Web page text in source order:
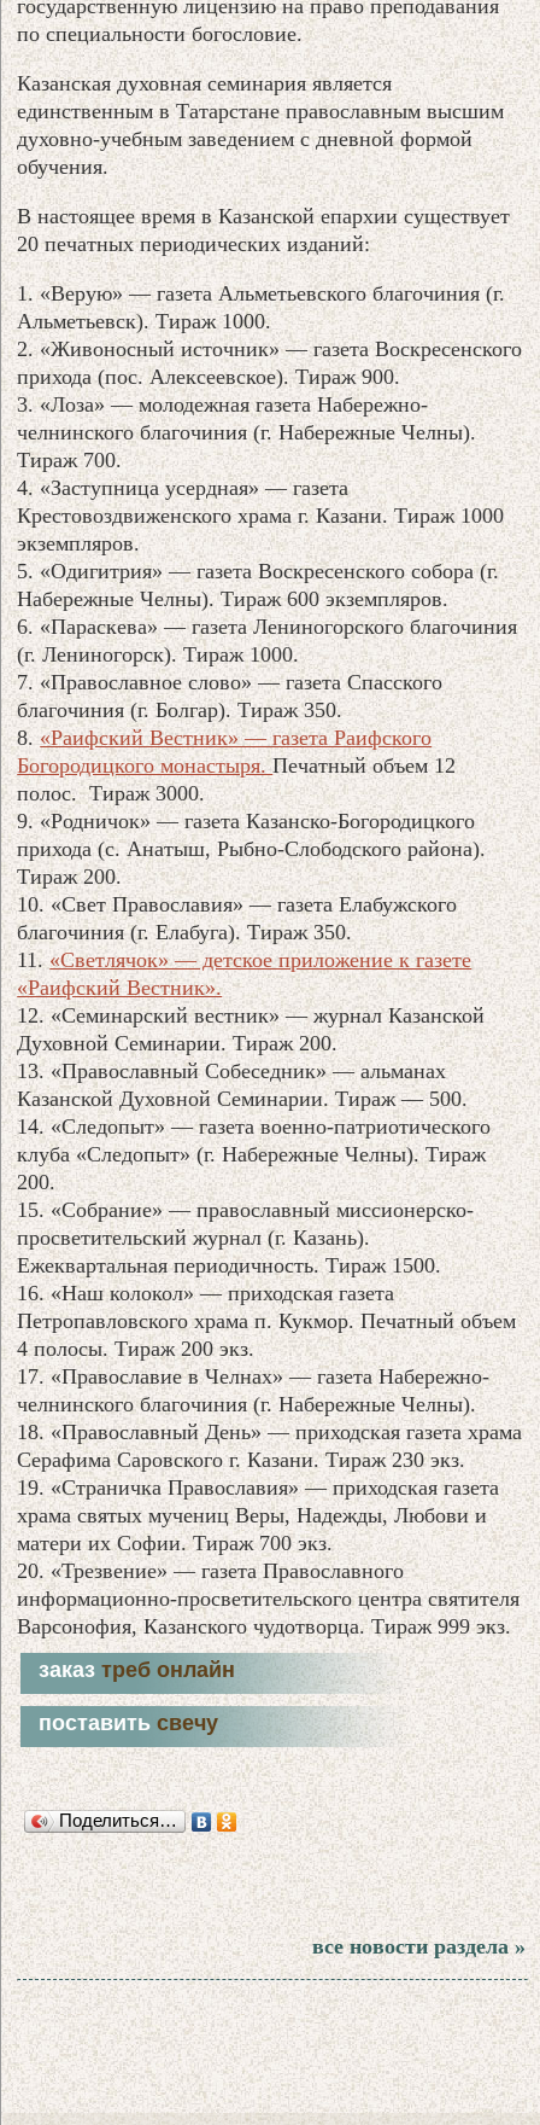
государственную лицензию на право преподавания
по специальности богословие.
Казанская духовная семинария является
единственным в Татарстане православным высшим
духовно-учебным заведением с дневной формой
обучения.
В настоящее время в Казанской епархии существует
20 печатных периодических изданий:
1. «Верую» — газета Альметьевского благочиния (г.
Альметьевск). Тираж 1000.
2. «Живоносный источник» — газета Воскресенского
прихода (пос. Алексеевское). Тираж 900.
3. «Лоза» — молодежная газета Набережно-
челнинского благочиния (г. Набережные Челны).
Тираж 700.
4. «Заступница усердная» — газета
Крестовоздвиженского храма г. Казани. Тираж 1000
экземпляров.
5. «Одигитрия» — газета Воскресенского собора (г.
Набережные Челны). Тираж 600 экземпляров.
6. «Параскева» — газета Лениногорского благочиния
(г. Лениногорск). Тираж 1000.
7. «Православное слово» — газета Спасского
благочиния (г. Болгар). Тираж 350.
8. «Раифский Вестник» — газета Раифского
Богородицкого монастыря.Печатный объем 12
полос. Тираж 3000.
9. «Родничок» — газета Казанско-Богородицкого
прихода (с. Анатыш, Рыбно-Слободского района).
Тираж 200.
10. «Свет Православия» — газета Елабужского
благочиния (г. Елабуга). Тираж 350.
11.«Светлячок» — детское приложение к газете
«Раифский Вестник».
12. «Семинарский вестник» — журнал Казанской
Духовной Семинарии. Тираж 200.
13. «Православный Собеседник» — альманах
Казанской Духовной Семинарии. Тираж — 500.
14. «Следопыт» — газета военно-патриотического
клуба «Следопыт» (г. Набережные Челны). Тираж
200.
15. «Собрание» — православный миссионерско-
просветительский журнал (г. Казань).
Ежеквартальная периодичность. Тираж 1500.
16. «Наш колокол» — приходская газета
Петропавловского храма п. Кукмор. Печатный объем
4 полосы. Тираж 200 экз.
17. «Православие в Челнах» — газета Набережно-
челнинского благочиния (г. Набережные Челны).
18. «Православный День» — приходская газета храма
Серафима Саровского г. Казани. Тираж 230 экз.
19. «Страничка Православия» — приходская газета
храма святых мучениц Веры, Надежды, Любови и
матери их Софии. Тираж 700 экз.
20. «Трезвение» — газета Православного
информационно-просветительского центра святителя
Варсонофия, Казанского чудотворца. Тираж 999 экз.
заказтреб онлайн
поставитьсвечу
Поделиться…
все новости раздела »